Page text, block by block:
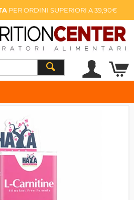
PER ORDINI SUPERIORI A 39,90€